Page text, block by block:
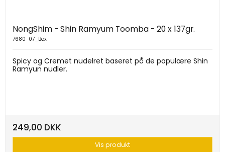
NongShim - Shin Ramyum Toomba - 20 x 137gr.
7680-07_Box
Spicy og Cremet nudelret baseret på de populære Shin
Ramyun nudler.
249,00 DKK
Vis produkt